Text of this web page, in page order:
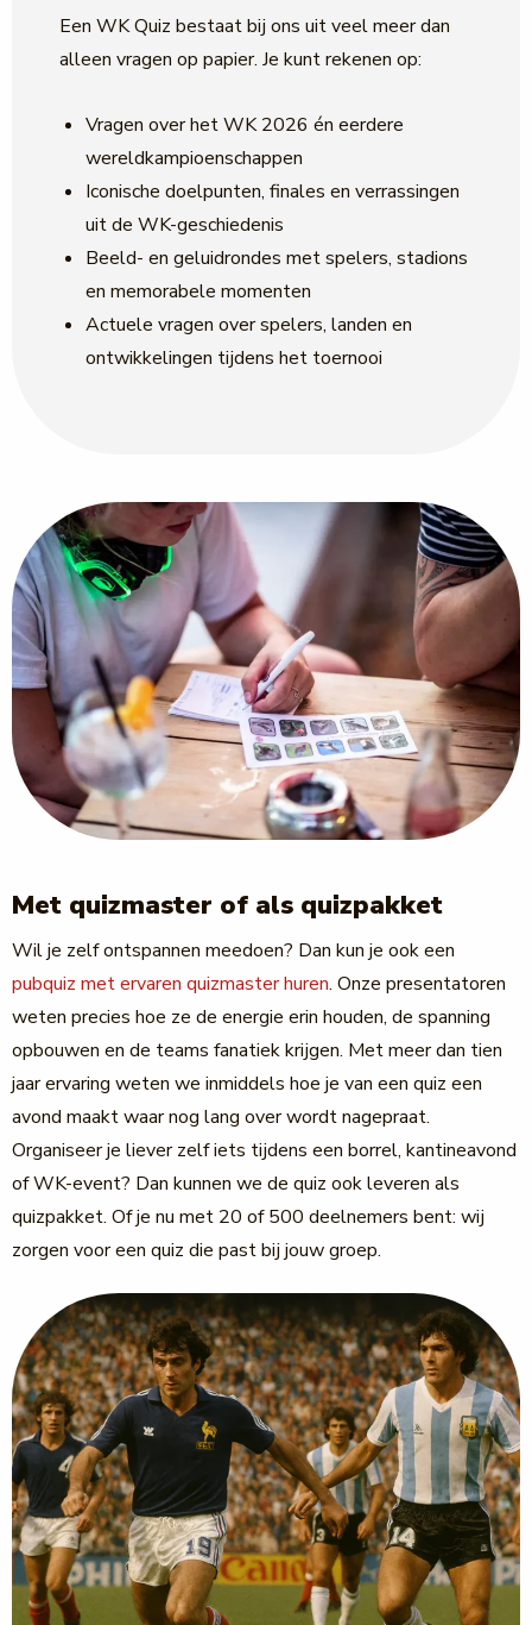
Een WK Quiz bestaat bij ons uit veel meer dan
alleen vragen op papier. Je kunt rekenen op:
Vragen over het WK 2026 én eerdere
wereldkampioenschappen
Iconische doelpunten, finales en verrassingen
uit de WK-geschiedenis
Beeld- en geluidrondes met spelers, stadions
en memorabele momenten
Actuele vragen over spelers, landen en
ontwikkelingen tijdens het toernooi
Met quizmaster of als quizpakket
Wil je zelf ontspannen meedoen? Dan kun je ook een
pubquiz met ervaren quizmaster huren. Onze presentatoren
weten precies hoe ze de energie erin houden, de spanning
opbouwen en de teams fanatiek krijgen. Met meer dan tien
jaar ervaring weten we inmiddels hoe je van een quiz een
avond maakt waar nog lang over wordt nagepraat.
Organiseer je liever zelf iets tijdens een borrel, kantineavond
of WK-event? Dan kunnen we de quiz ook leveren als
quizpakket. Of je nu met 20 of 500 deelnemers bent: wij
zorgen voor een quiz die past bij jouw groep.